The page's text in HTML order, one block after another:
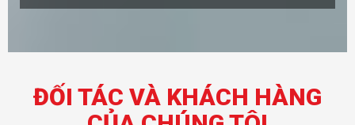
ĐỐI TÁC VÀ KHÁCH HÀNG